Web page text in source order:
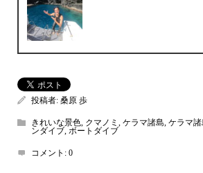
投稿者: 桑原 歩
きれいな景色, クマノミ ケラマ諸島 ケラマ
ンダイブ, ボートダイブ
コメント: 0